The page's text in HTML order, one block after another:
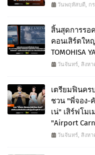
วันพฤหัสบดี, กร
สิ้นสุดการรอ
คอนเสิร์ตให
TOMOHISA
วันจันทร์, สิงหา
เตรียมฟินคร
ชวน "พี่จอง-
เน่" เสิร์ฟโม
"Airport
วันจันทร์, สิงหา